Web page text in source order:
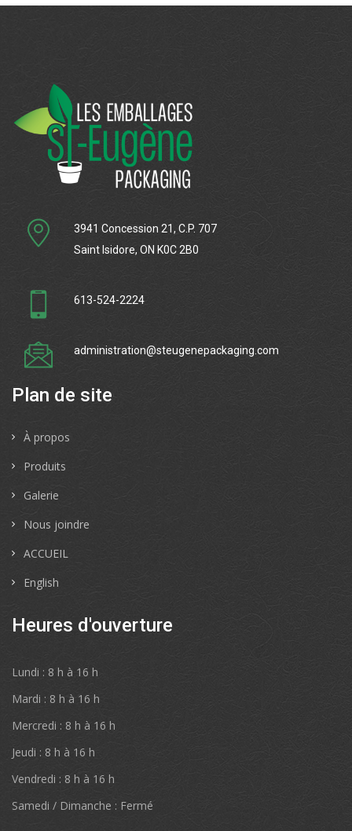
3941 Concession 21, C.P. 707
Saint Isidore, ON K0C 2B0
613-524-2224
administration@steugenepackaging.com
Plan de site
À propos
Produits
Galerie
Nous joindre
ACCUEIL
English
Heures d'ouverture
Lundi : 8 h à 16 h
Mardi : 8 h à 16 h
Mercredi : 8 h à 16 h
Jeudi : 8 h à 16 h
Vendredi : 8 h à 16 h
Samedi / Dimanche : Fermé